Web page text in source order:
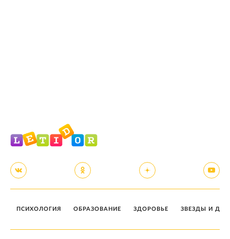
ПСИХОЛОГИЯ ОБРАЗОВАНИЕ ЗДОРОВЬЕ ЗВЕЗДЫ И